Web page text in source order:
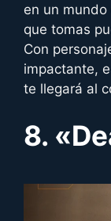
en un
que tomas
Con
impactante,
te llegará al
8. «